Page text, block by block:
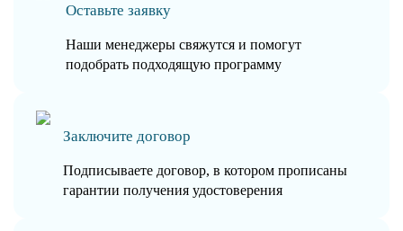
Оставьте заявку
Наши менеджеры свяжутся и помогут
подобрать подходящую программу
Заключите договор
Подписываете договор, в котором прописаны
гарантии получения удостоверения